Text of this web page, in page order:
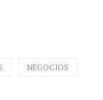
NEGOCIOS